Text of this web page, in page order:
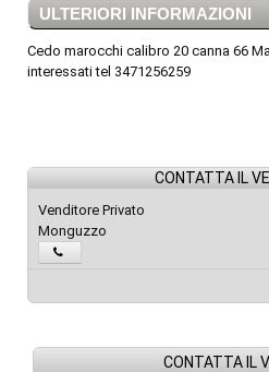
ULTERIORI INFORMAZIONI
Cedo marocchi calibro 20 canna 66
interessati tel 3471256259
CONTATTA IL
Venditore Privato
Monguzzo
CONTATTA IL